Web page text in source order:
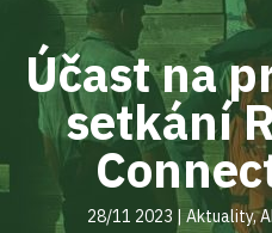
Účast na
setkání
28/11 2023 | Aktuality,